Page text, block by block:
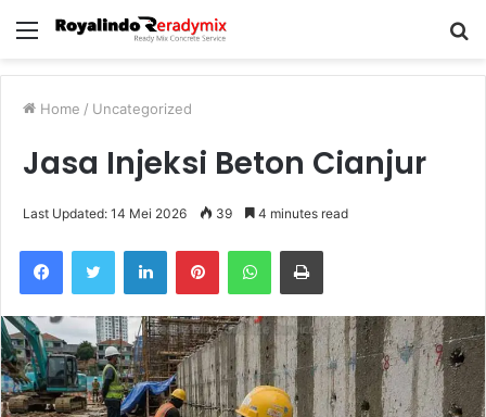
Menu
Home / Uncategorized
Jasa Injeksi Beton Cianjur
Last Updated: 14 Mei 2026 39 4 minutes read
FacebookTwitter LinkedInPinterestWhatsAppPrint